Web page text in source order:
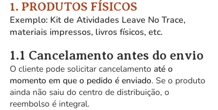
1. PRODUTOS FÍSICOS
Exemplo: Kit de Atividades Leave No Trace,
materiais impressos, livros físicos, etc.
1.1 Cancelamento antes do envio
O cliente pode solicitar cancelamento até o
momento em que o pedido é enviado. Se o produto
ainda não saiu do centro de distribuição, o
reembolso é integral.